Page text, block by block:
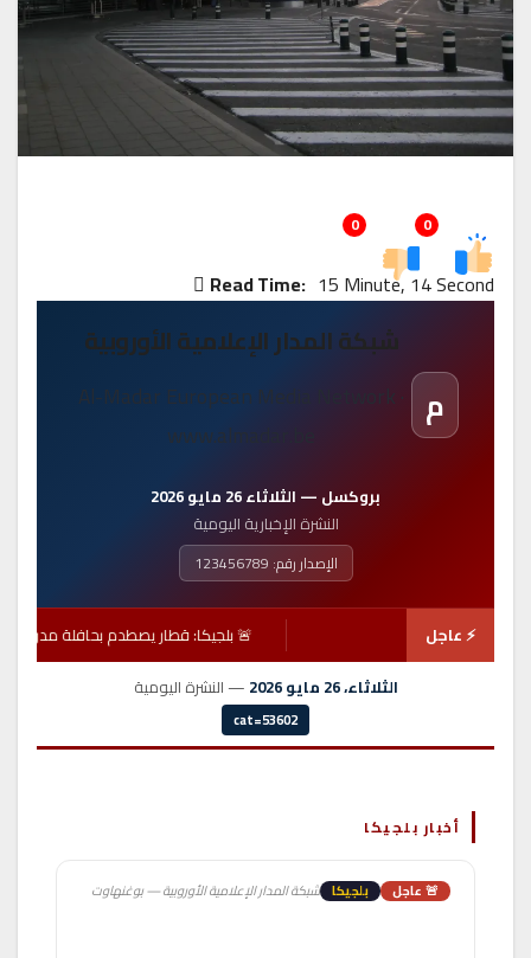
0
0
Read Time: 15 Minute, 14 Second
م
شبكة المدار الإعلامية الأوروبية
Al-Madar European Media Network ·
www.almadar.be
بروكسل — الثلاثاء 26 مايو 2026
النشرة الإخبارية اليومية
الإصدار رقم: 123456789
⚡ عاجل
🚨 بلجيكا: قطار يصطدم بحافلة
الثلاثاء، 26 مايو 2026
— النشرة اليومية
cat=53602
أخبار بلجيكا
🚨 عاجل بلجيكا شبكة المدار الإعلامية الأوروبية — بوغنهاوت